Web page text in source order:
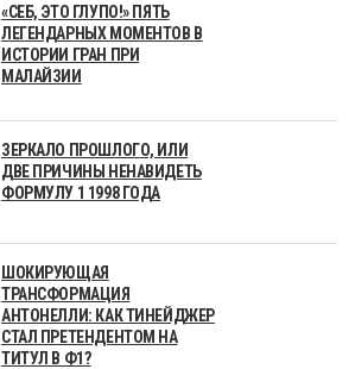
«СЕБ, ЭТО ГЛУПО!» ПЯТЬ
ЛЕГЕНДАРНЫХ МОМЕНТОВ В
ИСТОРИИ ГРАН ПРИ
МАЛАЙЗИИ
ЗЕРКАЛО ПРОШЛОГО, ИЛИ
ДВЕ ПРИЧИНЫ НЕНАВИДЕТЬ
ФОРМУЛУ 1 1998 ГОДА
ШОКИРУЮЩАЯ
ТРАНСФОРМАЦИЯ
АНТОНЕЛЛИ: КАК ТИНЕЙДЖЕР
СТАЛ ПРЕТЕНДЕНТОМ НА
ТИТУЛ В Ф1?